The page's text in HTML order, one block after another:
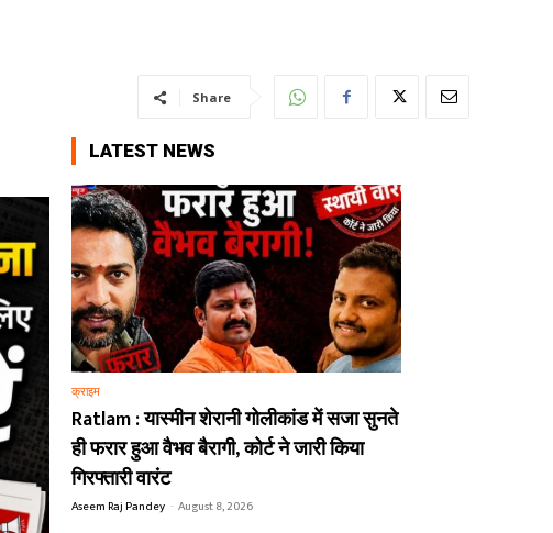
Share
LATEST NEWS
क्राइम
Ratlam : यास्मीन शेरानी गोलीकांड में सजा सुनते
ही फरार हुआ वैभव बैरागी, कोर्ट ने जारी किया
गिरफ्तारी वारंट
Aseem Raj Pandey - August 8, 2026